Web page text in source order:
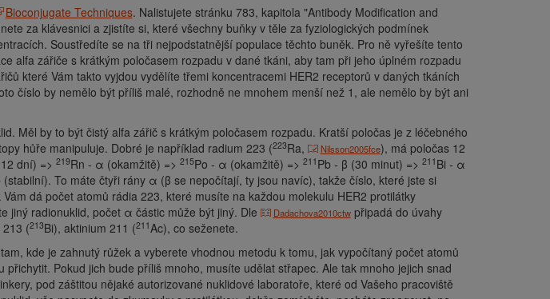
Bioconjugate Techniques. Nalistujete stránku 783, kapitola "Antibody Modification and
za klávesnici a zjistíte si, které všechny buňky v těle za fyziologických podmínek
Soustředíte se na tři nejpodstatnější populace těchto buněk. Pro ně vyřešíte tento
alfa zářiče s krátkým poločasem rozpadu v dané tkáni, aby tam při jeho úplném rozpadu
které Vám takto vyjdou vydělíte třemi koncentracemi HER2 receptorů v daných tkáních
číslo by nemělo být příliš malé, rozhodně ne mnohem menší než 1, ale nemělo by být ani
Měl by to být čistý alfa zářič s krátkým poločasem rozpadu. Kratší poločas je z léčebného
hůře manipuluje. Dobré je například radium 223 (223Ra, Nilsson2005fce), má poločas 12
dní) => 219Rn - α (okamžitě) => 215Po - α (okamžitě) => 211 Pb - β (30 minut) => 211 Bi - α
(stabilní). To máte čtyři rány α (β se nepočítají, ty jsou navíc), takže číslo, které jste si
dá počet atomů rádia 223, které musíte na každou molekulu HER2 protilátky
jiný radionuklid, počet α částic může být jiný. Dle
Dadachova2010ctwpřipadá do úvahy
(213Bi), aktinium 211 (211Ac), co seženete.
kde je zahnutý růžek a vyberete vhodnou metodu k tomu, jak vypočítaný počet atomů
přichytit. Pokud jich bude příliš mnoho, musíte udělat střapec. Ale tak mnoho jejich snad
pod záštitou nějaké autorizované nuklidové laboratoře, které od Vašeho pracoviště